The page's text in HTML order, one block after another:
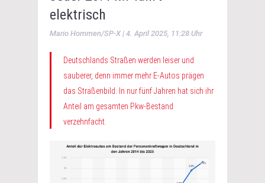
elektrisch
Mario Hommen/SP-X | 4. April 2025, 11:28 Uhr
Deutschlands Straßen werden leiser und
sauberer, denn immer mehr E-Autos prägen
das Straßenbild. In nur fünf Jahren hat sich ihr
Anteil am gesamten Pkw-Bestand
verzehnfacht.